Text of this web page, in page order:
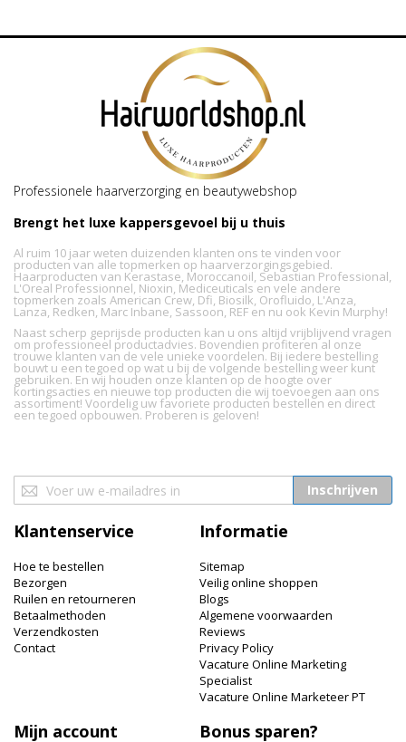
Professionele haarverzorging en beautywebshop
Brengt het luxe kappersgevoel bij u thuis
Al ruim 10 jaar weten duizenden klanten ons te vinden voor
producten van alle topmerken op haarverzorgingsgebied.
Haarproducten van Kerastase, Moroccanoil, Sebastian Professional,
L'Oreal Professionnel, Nioxin, Mediceuticals en vele andere
topmerken zoals American Crew, Dfi, Biosilk, Orofluido, L'Anza,
Lanza, Redken, Marc Inbane, Sassoon, REF en nu ook Kevin Murphy!
Naast scherp geprijsde producten kan u ons altijd vrijblijvend vragen
om professioneel productadvies. Bovendien profiteren al onze
trouwe klanten van de vele unieke voordelen. Bij iedere bestelling
bouwt u een tegoed op wat u bij de volgende bestelling weer kunt
gebruiken. En wij houden onze klanten op de hoogte over
kortingsacties en nieuwe top producten die wij toevoegen aan ons
assortiment! Voordelig uw favoriete producten bestellen en direct
een tegoed opbouwen. Proberen is geloven!
Abonneer
u
onze
Inschrijven
Klantenservice
Hoe te bestellen
Bezorgen
Ruilen en retourneren
Betaalmethoden
Verzendkosten
Contact
Informatie
Sitemap
Veilig online shoppen
Blogs
Algemene voorwaarden
Reviews
Privacy Policy
Vacature Online Marketing
Specialist
Vacature Online Marketeer PT
Mijn account Bonus sparen?